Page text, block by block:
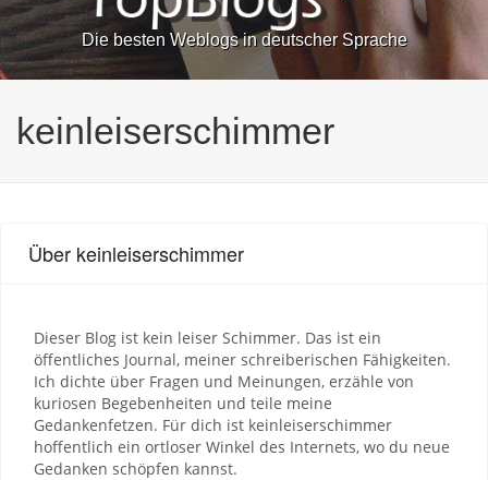
Die besten Weblogs in deutscher Sprache
keinleiserschimmer
Über keinleiserschimmer
Dieser Blog ist kein leiser Schimmer. Das ist ein
öffentliches Journal, meiner schreiberischen Fähigkeiten.
Ich dichte über Fragen und Meinungen, erzähle von
kuriosen Begebenheiten und teile meine
Gedankenfetzen. Für dich ist keinleiserschimmer
hoffentlich ein ortloser Winkel des Internets, wo du neue
Gedanken schöpfen kannst.